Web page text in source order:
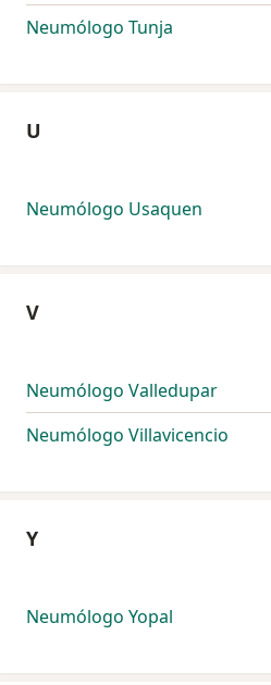
Neumólogo Tunja
U
Neumólogo Usaquen
V
Neumólogo Valledupar
Neumólogo Villavicencio
Y
Neumólogo Yopal